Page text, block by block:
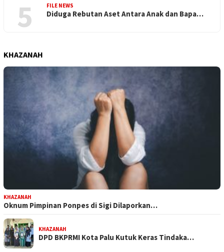
5 FILE NEWS
Diduga Rebutan Aset Antara Anak dan Bapa…
KHAZANAH
KHAZANAH
Oknum Pimpinan Ponpes di Sigi Dilaporkan…
KHAZANAH
DPD BKPRMI Kota Palu Kutuk Keras Tindaka…